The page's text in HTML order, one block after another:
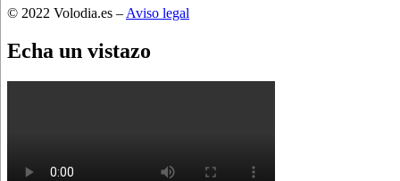
© 2022 Volodia.es – Aviso legal
Echa un vistazo